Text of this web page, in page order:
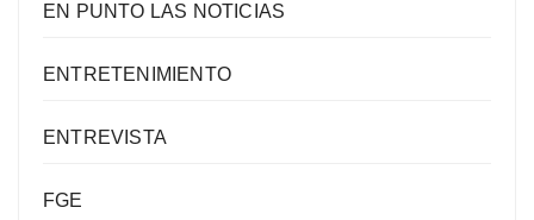
EN PUNTO LAS NOTICIAS
ENTRETENIMIENTO
ENTREVISTA
FGE